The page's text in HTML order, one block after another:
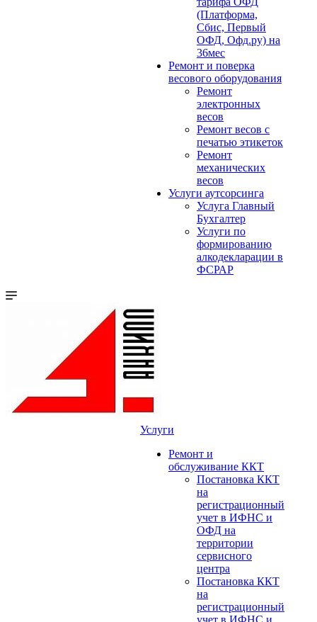
(Платформа,
Сбис, Первый
ОФД, Офд.ру) на
36мес
Ремонт и поверка
весового оборудования
Ремонт
электронных
весов
Ремонт весов с
печатью этикеток
Ремонт
механических
весов
Услуги аутсорсинга
Услуга Главный
Бухгалтер
Услуги по
формированию
алкодекларации в
ФСРАР
Услуги
Ремонт и
обслуживание ККТ
Постановка ККТ
на
регистрационный
учет в ИФНС и
ОФД на
территории
сервисного
центра
Постановка ККТ
на
регистрационный
учет в ИФНС и